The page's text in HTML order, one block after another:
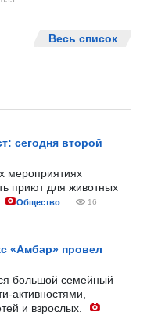
Весь список
сегодня второй
мероприятиях
приют для животных
Общество 16
«Амбар» провел
большой семейный
активностями,
и взрослых.